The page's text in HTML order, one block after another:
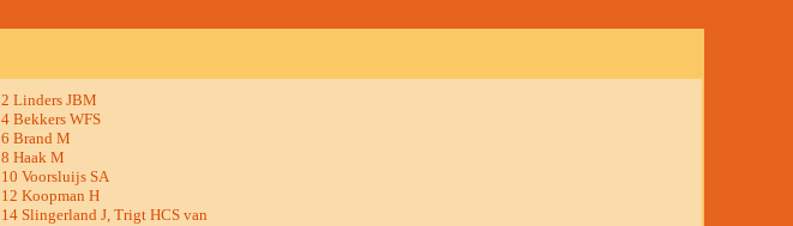
2 Linders JBM
4 Bekkers WFS
6 Brand M
8 Haak M
10 Voorsluijs SA
12 Koopman H
14 Slingerland J, Trigt HCS van